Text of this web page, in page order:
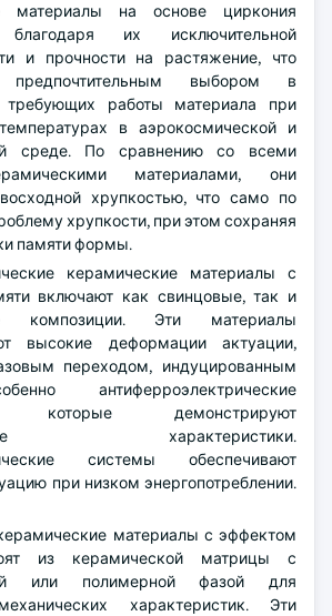
материалы на основе циркония
благодаря их исключительной
и прочности на растяжение, что
выбором в
требующих работы материала при
в аэрокосмической и
среде. По сравнению со всеми
материалами, они
хрупкостью, что само по
хрупкости, при этом сохраняя
памяти формы.
керамические материалы с
включают как свинцовые, так и
композиции. Эти материалы
высокие деформации актуации,
переходом, индуцированным
антиферроэлектрические
которые демонстрируют
характеристики.
системы обеспечивают
при низком энергопотреблении.
материалы с эффектом
из керамической матрицы с
или полимерной фазой для
характеристик. Эти